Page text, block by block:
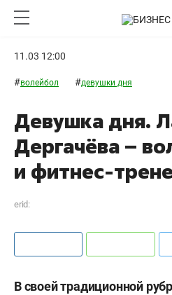
11.03 12:00
#волейбол #девушки дня
Девушка дня.
Дергачёва –
и фитнес-
erid:
В своей традиционной